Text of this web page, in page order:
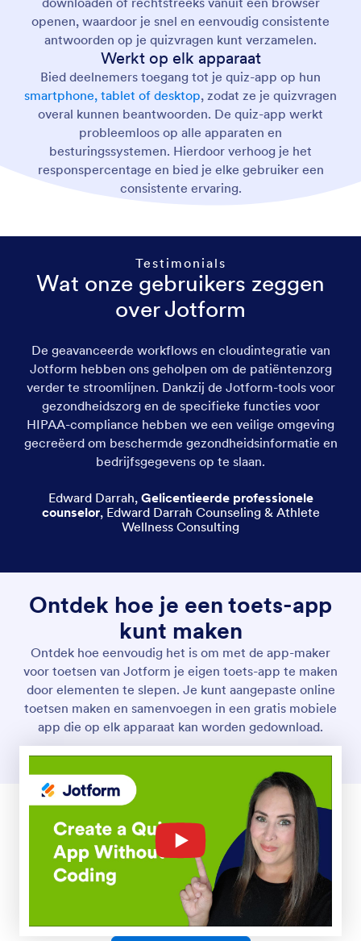
openen, waardoor je snel en eenvoudig consistente
antwoorden op je quizvragen kunt verzamelen.
Werkt op elk apparaat
Bied deelnemers toegang tot je quiz-app op hun
smartphone, tablet of desktop, zodat ze je quizvragen
overal kunnen beantwoorden. De quiz-app werkt
probleemloos op alle apparaten en
besturingssystemen. Hierdoor verhoog je het
responspercentage en bied je elke gebruiker een
consistente ervaring.
Testimonials
Wat onze gebruikers zeggen
over Jotform
De geavanceerde workflows en cloudintegratie van
Jotform hebben ons geholpen om de patiëntenzorg
verder te stroomlijnen. Dankzij de Jotform-tools voor
gezondheidszorg en de specifieke functies voor
HIPAA-compliance hebben we een veilige omgeving
gecreëerd om beschermde gezondheidsinformatie en
bedrijfsgegevens op te slaan.
Edward Darrah, Gelicentieerde professionele
counselor, Edward Darrah Counseling & Athlete
Wellness Consulting
Ontdek hoe je een toets-app
kunt maken
Ontdek hoe eenvoudig het is om met de app-maker
voor toetsen van Jotform je eigen toets-app te maken
door elementen te slepen. Je kunt aangepaste online
toetsen maken en samenvoegen in een gratis mobiele
app die op elk apparaat kan worden gedownload.